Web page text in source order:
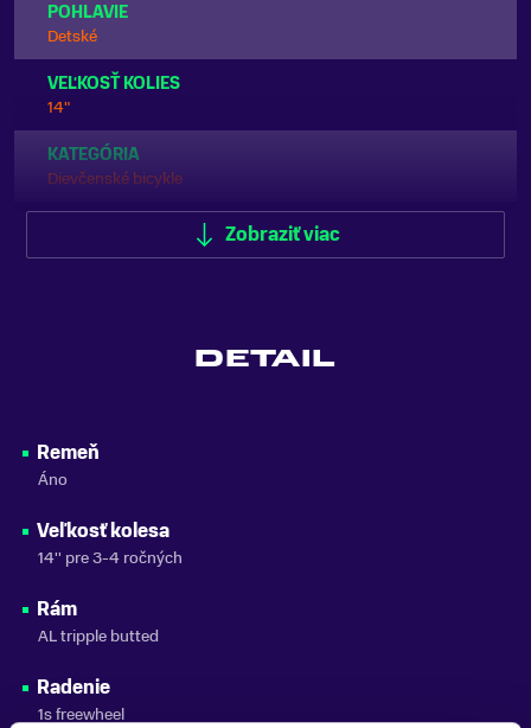
POHLAVIE
Detské
VEĽKOSŤ KOLIES
14"
KATEGÓRIA
Dievčenské bicykle
NOSNOSŤ
do 100 kg
Academy
Zobraziť viac
DETAIL
Remeň
Áno
Veľkosť kolesa
14'' pre 3-4 ročných
Rám
AL tripple butted
Radenie
1s freewheel